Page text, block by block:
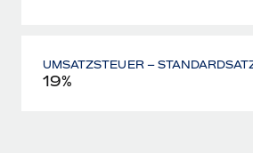
UMSATZSTEUER –
19%